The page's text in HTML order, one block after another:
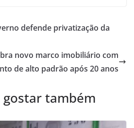
defende privatização da
novo marco imobiliário com
de alto padrão após 20 anos
gostar também